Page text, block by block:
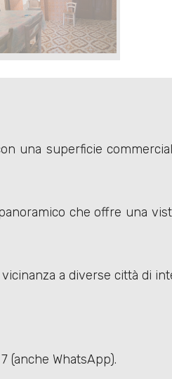
una superficie
che offre una
a diverse città di
(anche WhatsApp).